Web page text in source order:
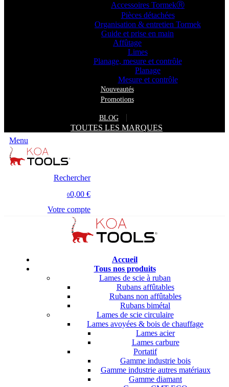
Accessoires TormekⓇ
Pièces détachées
Organisation & entretien Tormek
Guide et prise en main
Affûtage
Limes
Planage, mesure et contrôle
Planage
Mesure et contrôle
Nouveautés
Promotions
BLOG
TOUTES LES MARQUES
Menu
Rechercher
00,00 €
Votre compte
Accueil
Tous nos produits
Lames de scie à ruban
Rubans affûtables
Rubans non affûtables
Rubans bimétal
Lames de scie circulaire
Lames avoyées & bois de chauffage
Lames acier
Lames carbure
Portatif
Gamme industrie bois
Gamme industrie autres matériaux
Gamme diamant